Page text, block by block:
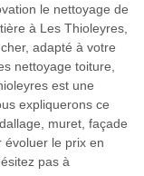
le nettoyage de
à Les Thioleyres,
adapté à votre
nettoyage toiture,
est une
expliquerons ce
muret, façade
le prix en
pas à